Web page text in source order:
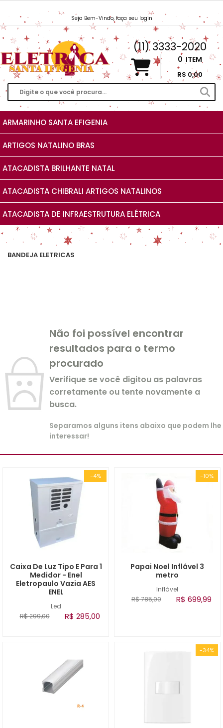
Seja Bem-Vindo, faça seu login
Vendas@EletricaSantaIfigenia.com.br
(11) 3333-2020
0 ITEM
R$ 0,00
ARMARINHO SANTA EFIGENIA
ARTIGOS NATALINO BRAS
ATACADISTA BRILHANTE NATAL
ATACADISTA CHIBRALI ARTIGOS NATALINOS
ATACADISTA DE INFRAESTRUTURA ELÉTRICA
BANDEJA ELETRICAS
Não foi possível encontrar
resultados para o termo
procurado
Verifique se você digitou as palavras
corretamente ou tente novamente a
busca.
Separamos alguns itens abaixo que podem lhe
interessar!
-4%
Led
Caixa De Luz Tipo E Para 1
Medidor - Enel
Eletropaulo Vazia AES
ENEL
R$ 299,00 R$ 285,00
-10%
Inflável
Papai Noel Inflável 3
metro
R$ 785,00 R$ 699,99
-34%